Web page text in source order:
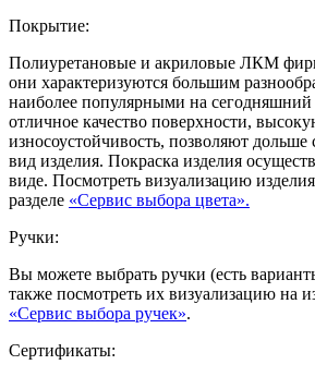
Покрытие:
Полиуретановые и акриловые ЛКМ
они характеризуются большим
наиболее популярными на сегодняшний
отличное качество поверхности,
износоустойчивость, позволяют
вид изделия. Покраска изделия
виде. Посмотреть визуализацию
разделе «Сервис выбора цвета».
Ручки:
Вы можете выбрать ручки (есть
также посмотреть их визуализацию на
«Сервис выбора ручек».
Сертификаты: